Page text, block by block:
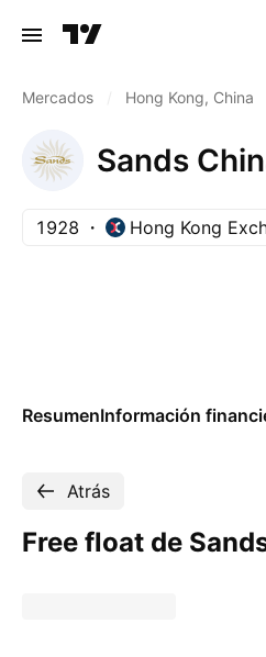
Mercados Hong Kong, China
Sands
1928 Hong Kong
ResumenInformación
Atrás
Free float de